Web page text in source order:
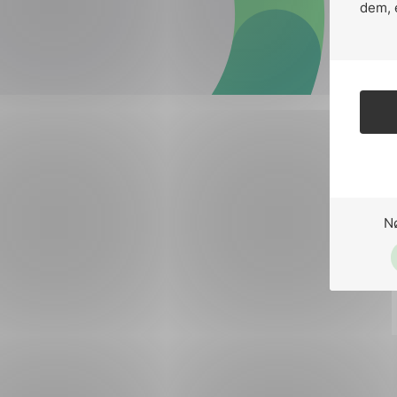
dem,
Forsvar og beredskap
Industri og automatisering
Lavspenning
Maritime elinstallasjoner